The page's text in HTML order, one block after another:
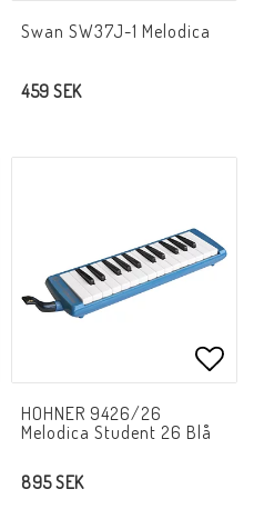
till i favoritlistan
Swan SW37J-1 Melodica
459 SEK
till i favoritlistan
HOHNER 9426/26
Melodica Student 26 Blå
895 SEK